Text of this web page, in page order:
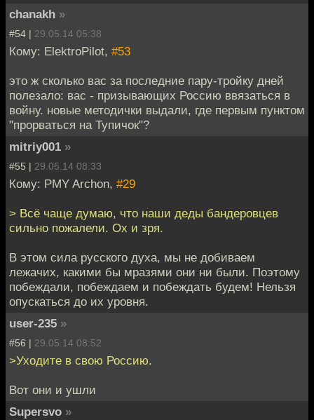
chanakh »
#54 | 29.05.14 05:38
Кому: ElektroPilot, #53
это ж сколько вас за последние пару-тройку дней
полезало: вас - призывающих Россию ввязаться в
войну. новые методички выдали, где первым пунктом
"прорваться на Тупичок"?
mitriy001 »
#55 | 29.05.14 08:33
Кому: PMY Archon, #29
> Всё чаще думаю, что наши деды бандеровцев
сильно пожалели. Ох и зря.
В этом сила русского духа, мы не добиваем
лежачих, какими бы мразями они ни были. Поэтому
побеждали, побеждаем и побеждать будем! Нельзя
опускаться до их уровня.
user-235 »
#56 | 29.05.14 08:52
>Уходите в свою Россию.
Вот они и ушли
Supersvo »